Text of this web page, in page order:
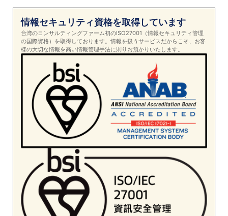
情報セキュリティ資格を取得しています
台湾のコンサルティングファーム初のISO27001（情報セキュリティ管理
の国際資格）を取得しております。情報を扱うサービスだからこそ、お客
様の大切な情報を高い情報管理手法に則りお預かりいたします。